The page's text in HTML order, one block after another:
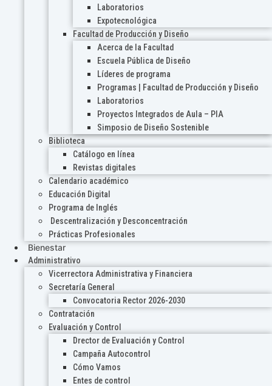
Laboratorios
Expotecnológica
Facultad de Producción y Diseño
Acerca de la Facultad
Escuela Pública de Diseño
Líderes de programa
Programas | Facultad de Producción y Diseño
Laboratorios
Proyectos Integrados de Aula – PIA
Simposio de Diseño Sostenible
Biblioteca
Catálogo en línea
Revistas digitales
Calendario académico
Educación Digital
Programa de Inglés
Descentralización y Desconcentración
Prácticas Profesionales
Bienestar
Administrativo
Vicerrectora Administrativa y Financiera
Secretaría General
Convocatoria Rector 2026-2030
Contratación
Evaluación y Control
Drector de Evaluación y Control
Campaña Autocontrol
Cómo Vamos
Entes de control